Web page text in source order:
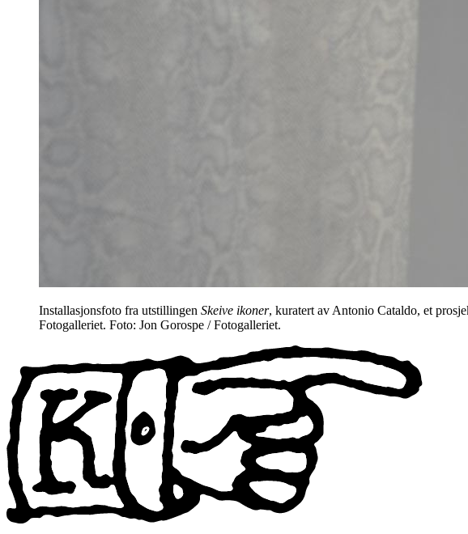
Installasjonsfoto fra utstillingen Skeive ikoner, kuratert av Antonio Cataldo, et
Fotogalleriet. Foto: Jon Gorospe / Fotogalleriet.